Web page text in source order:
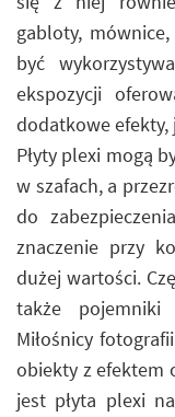
gabloty,
być
ekspozycji
dodatkowe efekty,
Płyty plexi mogą
w szafach, a
do
znaczenie przy
dużej wartości.
także
Miłośnicy
obiekty z efektem
jest płyta plexi